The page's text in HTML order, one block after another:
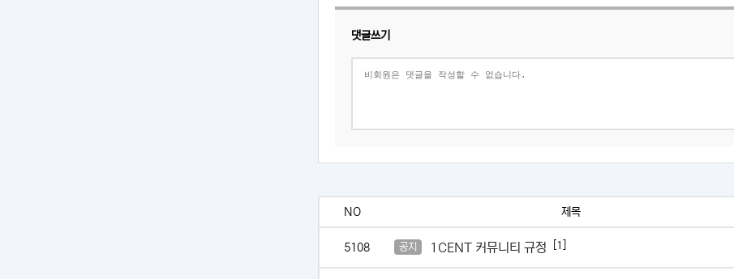
댓글쓰기
NO 제목
5108 공지 1CENT 커뮤니티 규정 [1]